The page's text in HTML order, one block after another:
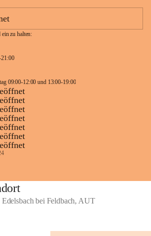
zu halten:
09:00-12:00 und 13:00-19:00
Edelsbach bei Feldbach, AUT